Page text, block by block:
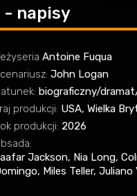
- napisy
Antoine Fuqua
John Logan
biograficzny/
produkcji: USA, Wielka
produkcji: 2026
Jackson, Nia Long,
Miles Teller, Juliano